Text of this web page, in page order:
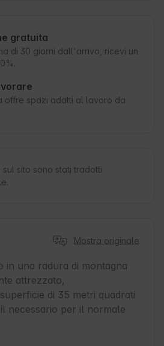
gratuita
di 30 giorni dall'arrivo, ricevi un
offre spazi adatti al lavoro da
sul sito sono stati tradotti
Mostra originale
in una radura di montagna
attrezzato,
di 35 metri quadrati
necessario per il normale